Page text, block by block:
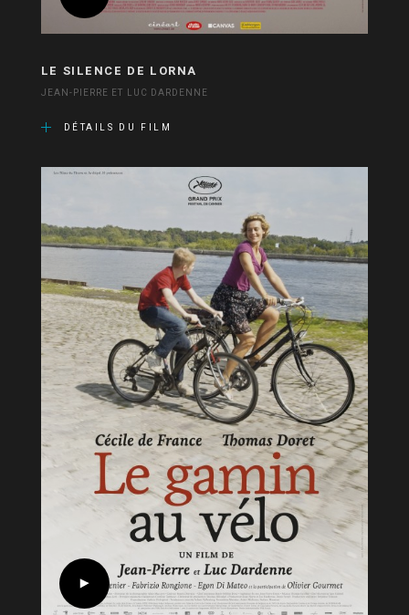
LE SILENCE DE LORNA
JEAN-PIERRE ET LUC DARDENNE
DÉTAILS DU FILM